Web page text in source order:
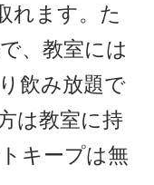
れます。た
、教室には
飲み放題で
は教室に持
キープは無